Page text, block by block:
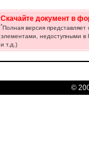
Скачайте документ в
*Полная версия
элементами, недоступными в
и т.д.)
©